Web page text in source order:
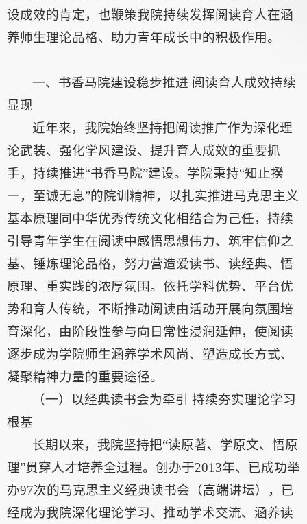
设成效的肯定，也鞭策我院持续发挥阅读育人在涵
养师生理论品格、助力青年成长中的积极作用。
一、书香马院建设稳步推进 阅读育人成效持续
显现
近年来，我院始终坚持把阅读推广作为深化理
论武装、强化学风建设、提升育人成效的重要抓
手，持续推进“书香马院”建设。学院秉持“知止揆
一，至诚无息”的院训精神，以扎实推进马克思主义
基本原理同中华优秀传统文化相结合为己任，持续
引导青年学生在阅读中感悟思想伟力、筑牢信仰之
基、锤炼理论品格，努力营造爱读书、读经典、悟
原理、重实践的浓厚氛围。依托学科优势、平台优
势和育人传统，不断推动阅读由活动开展向氛围培
育深化，由阶段性参与向日常性浸润延伸，使阅读
逐步成为学院师生涵养学术风尚、塑造成长方式、
凝聚精神力量的重要途径。
（一）以经典读书会为牵引 持续夯实理论学习
根基
长期以来，我院坚持把“读原著、学原文、悟原
理”贯穿人才培养全过程。创办于2013年、已成功举
办97次的马克思主义经典读书会（高端讲坛），已
经成为我院深化理论学习、推动学术交流、涵养读